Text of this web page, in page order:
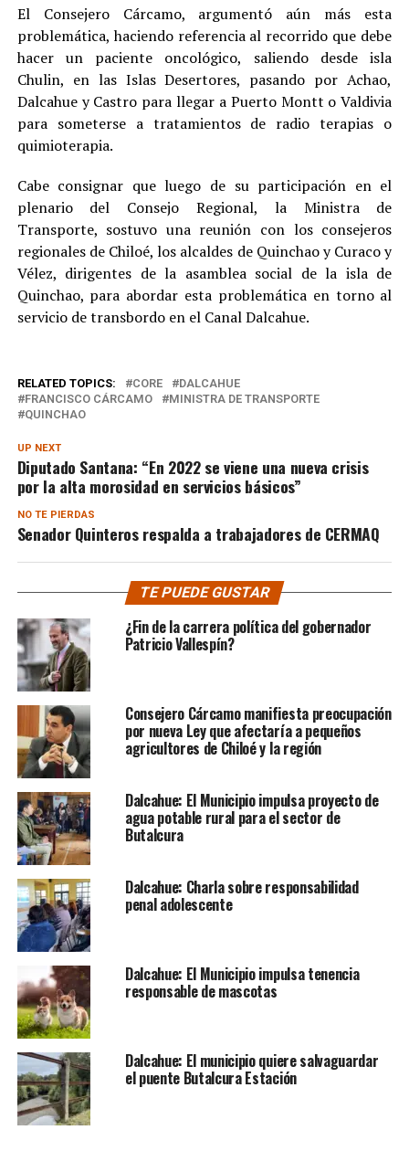
El Consejero Cárcamo, argumentó aún más esta
problemática, haciendo referencia al recorrido que debe
hacer un paciente oncológico, saliendo desde isla
Chulin, en las Islas Desertores, pasando por Achao,
Dalcahue y Castro para llegar a Puerto Montt o Valdivia
para someterse a tratamientos de radio terapias o
quimioterapia.
Cabe consignar que luego de su participación en el
plenario del Consejo Regional, la Ministra de
Transporte, sostuvo una reunión con los consejeros
regionales de Chiloé, los alcaldes de Quinchao y Curaco y
Vélez, dirigentes de la asamblea social de la isla de
Quinchao, para abordar esta problemática en torno al
servicio de transbordo en el Canal Dalcahue.
RELATED TOPICS: CORE
DALCAHUE
FRANCISCO CÁRCAMO
MINISTRA DE TRANSPORTE
QUINCHAO
UP NEXT
Diputado Santana: “En 2022 se viene una nueva crisis
por la alta morosidad en servicios básicos”
NO TE PIERDAS
Senador Quinteros respalda a trabajadores de CERMAQ
TE PUEDE GUSTAR
¿Fin de la carrera política del gobernador
Patricio Vallespín?
Consejero Cárcamo manifiesta preocupación
por nueva Ley que afectaría a pequeños
agricultores de Chiloé y la región
Dalcahue: El Municipio impulsa proyecto de
agua potable rural para el sector de
Butalcura
Dalcahue: Charla sobre responsabilidad
penal adolescente
Dalcahue: El Municipio impulsa tenencia
responsable de mascotas
Dalcahue: El municipio quiere salvaguardar
el puente Butalcura Estación